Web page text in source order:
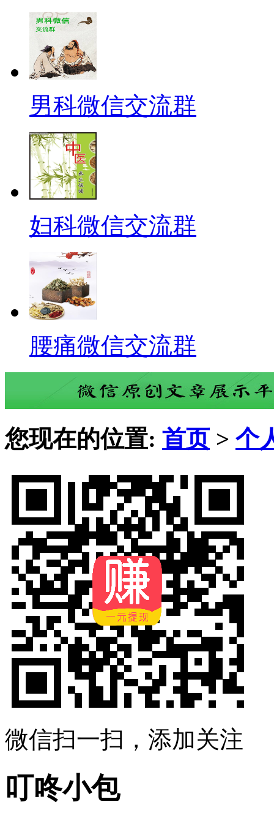
男科微信交流群
妇科微信交流群
腰痛微信交流群
您现在的位置: 首页 > 个
微信扫一扫，添加关注
叮咚小包